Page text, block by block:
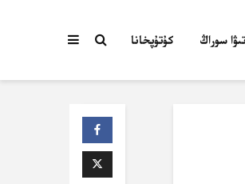
سوراڭ كۇتۇپخانا